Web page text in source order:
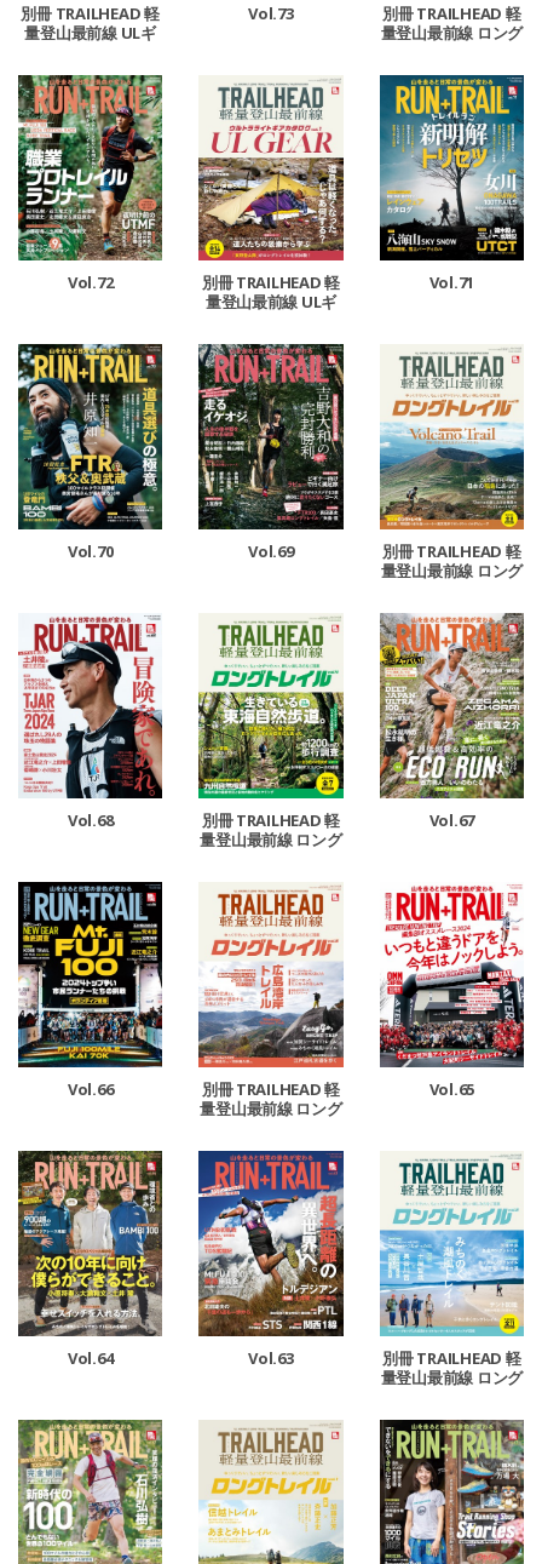
別冊 TRAILHEAD 軽
量登山最前線 ULギ
Vol.73
別冊 TRAILHEAD 軽
量登山最前線 ロング
Vol.72
別冊 TRAILHEAD 軽
量登山最前線 ULギ
Vol.71
Vol.70 Vol.69
別冊 TRAILHEAD 軽
量登山最前線 ロング
Vol.68
別冊 TRAILHEAD 軽
量登山最前線 ロング
Vol.67
Vol.66
別冊 TRAILHEAD 軽
量登山最前線 ロング
Vol.65
Vol.64 Vol.63
別冊 TRAILHEAD 軽
量登山最前線 ロング